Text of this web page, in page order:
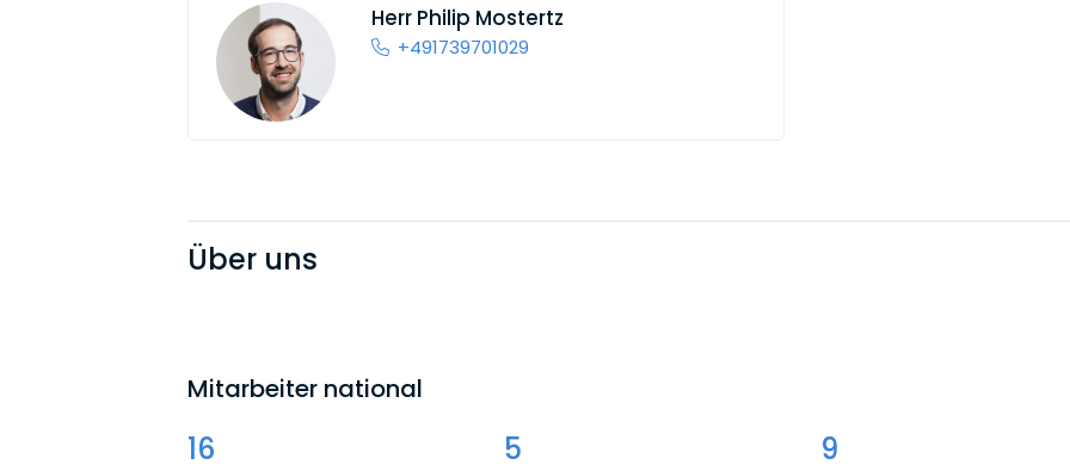
Herr Philip Mostertz
+491739701029
Über uns
Mitarbeiter national
16 5 9